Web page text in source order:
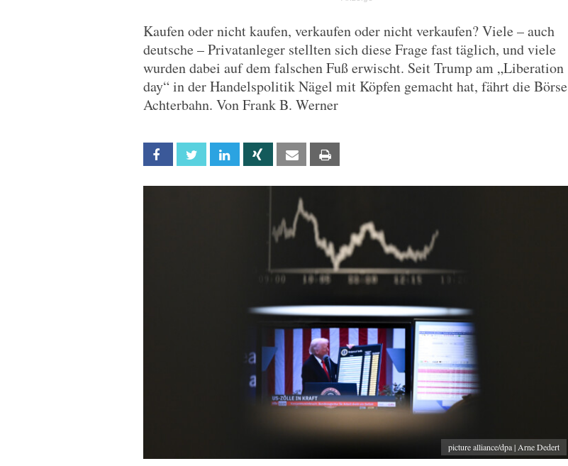
Kaufen oder nicht kaufen, verkaufen oder nicht verkaufen? Viele – auch
deutsche – Privatanleger stellten sich diese Frage fast täglich, und viele
wurden dabei auf dem falschen Fuß erwischt. Seit Trump am „Liberation
day“ in der Handelspolitik Nägel mit Köpfen gemacht hat, fährt die Börse
Achterbahn. Von Frank B. Werner
Facebook Twitter Linkedin Xing Email
picture alliance/dpa | Arne Dedert